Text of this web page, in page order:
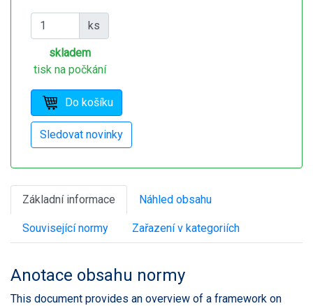
ks
skladem
tisk na počkání
Základní informace Náhled obsahu
Související normy Zařazení v kategoriích
Anotace obsahu normy
This document provides an overview of a framework on